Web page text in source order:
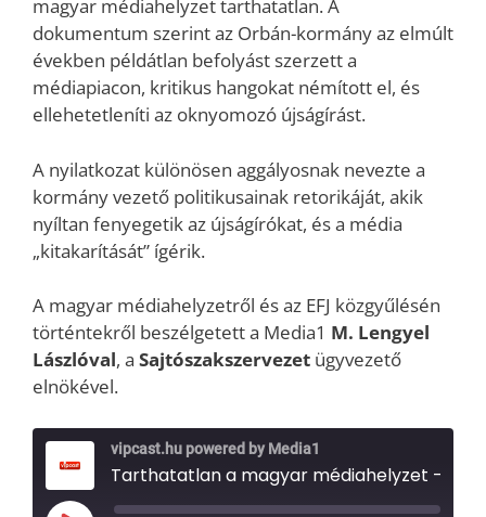
magyar médiahelyzet tarthatatlan. A
dokumentum szerint az Orbán-kormány az elmúlt
években példátlan befolyást szerzett a
médiapiacon, kritikus hangokat némított el, és
ellehetetleníti az oknyomozó újságírást.
A nyilatkozat különösen aggályosnak nevezte a
kormány vezető politikusainak retorikáját, akik
nyíltan fenyegetik az újságírókat, és a média
„kitakarítását” ígérik.
A magyar médiahelyzetről és az EFJ közgyűlésén
történtekről beszélgetett a Media1 M. Lengyel
Lászlóval, a Sajtószakszervezet ügyvezető
elnökével.
vipcast.hu powered by Media1